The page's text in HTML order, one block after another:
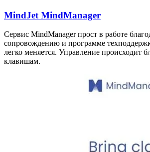
MindJet MindManager
Сервис MindManager прост в работе
сопровождению и программе
легко меняется. Управление происходит
клавишам.